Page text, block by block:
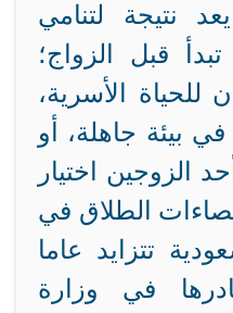
نتيجة لتنامي
قبل الزواج؛
للحياة الأسرية،
بيئة جاهلة، أو
الزوجين اختيار
الطلاق في
تتزايد عاما
في وزارة